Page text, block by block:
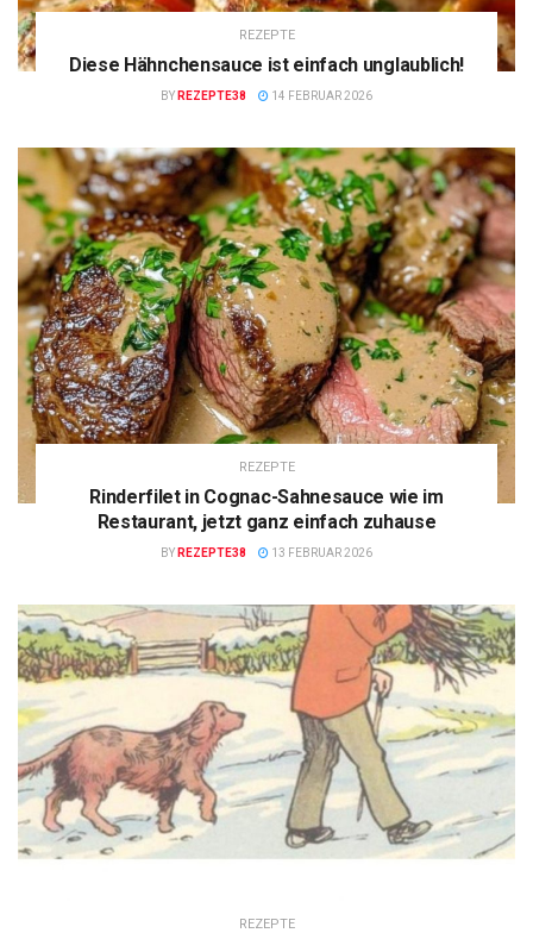
REZEPTE
Diese Hähnchensauce ist einfach unglaublich!
BY REZEPTE38 14 FEBRUAR 2026
REZEPTE
Rinderfilet in Cognac-Sahnesauce wie im
Restaurant, jetzt ganz einfach zuhause
BY REZEPTE38 13 FEBRUAR 2026
REZEPTE